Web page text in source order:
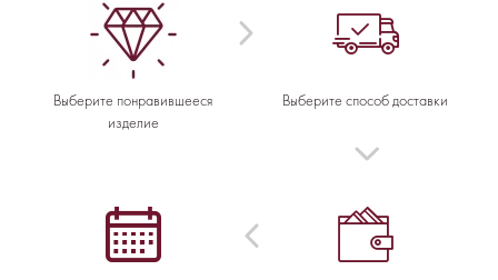
Выберите понравившееся
изделие
Выберите способ доставки